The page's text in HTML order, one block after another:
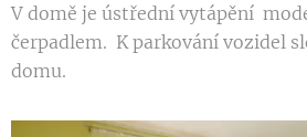
V domě je ústřední vytápění
čerpadlem. K parkování vozidel
domu.